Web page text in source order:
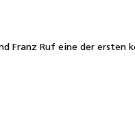
Franz Ruf eine der ersten